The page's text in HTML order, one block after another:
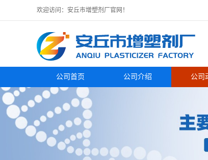
欢迎访问：安丘市增塑剂厂官网！
公司首页 公司介绍 公司